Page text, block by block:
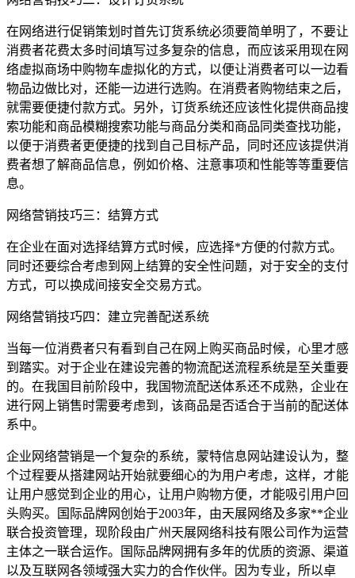
在网络进行促销策划时首先订货系统必须要简单明了，不要让
消费者花费太多时间填写过多复杂的信息，而应该采用现在网
络虚拟商场中购物车虚拟化的方式，以便让消费者可以一边看
物品边做比对，还能一边进行选购。在消费者购物结束之后，
就需要便捷付款方式。另外，订货系统还应该性化提供商品搜
索功能和商品模糊搜索功能与商品分类和商品同类查找功能，
以便于消费者更便捷的找到自己目标产品，同时还应该提供消
费者想了解商品信息，例如价格、注意事项和性能等等重要信
息。
网络营销技巧三：结算方式
在企业在面对选择结算方式时候，应选择*方便的付款方式。
同时还要综合考虑到网上结算的安全性问题，对于安全的支付
方式，可以换成间接安全交易方式。
网络营销技巧四：建立完善配送系统
当每一位消费者只有看到自己在网上购买商品时候，心里才感
到踏实。对于企业在建设完善的物流配送流程系统是至关重要
的。在我国目前阶段中，我国物流配送体系还不成熟，企业在
进行网上销售时需要考虑到，该商品是否适合于当前的配送体
系中。
企业网络营销是一个复杂的系统，蒙特信息网站建设认为，整
个过程要从搭建网站开始就要细心的为用户考虑，这样，才能
让用户感觉到企业的用心，让用户购物方便，才能吸引用户回
头购买。国际品牌网创始于2003年，由天展网络及多家**企业
联合投资管理，现阶段由广州天展网络科技有限公司作为运营
主体之一联合运作。国际品牌网拥有多年的优质的资源、渠道
以及互联网各领域强大实力的合作伙伴。因为专业，所以卓